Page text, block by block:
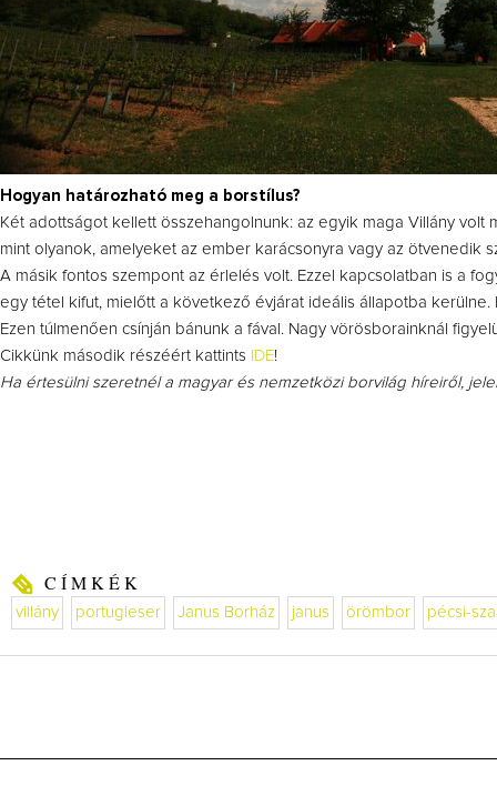
Hogyan határozható meg a borstílus?
Két adottságot kellett összehangolnunk: az egyik maga Villány
mint olyanok, amelyeket az ember karácsonyra vagy az
A másik fontos szempont az érlelés volt. Ezzel kapcsolatban is a
egy tétel kifut, mielőtt a következő évjárat ideális állapotba kerülne.
Ezen túlmenően csínján bánunk a fával. Nagy vörösborainknál
Cikkünk második részéért kattints
IDE!
Ha értesülni szeretnél a magyar és nemzetközi borvilág híreiről,
CÍMKÉK
villány portugieser Janus Borház janus örömbor pécsi-